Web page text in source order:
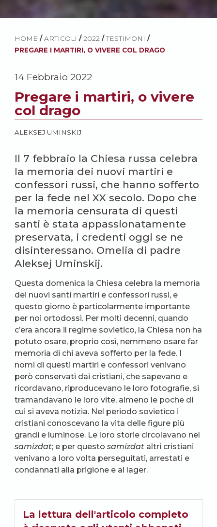
HOME / ARTICOLI / 2022 / TESTIMONI /
PREGARE I MARTIRI, O VIVERE COL DRAGO
14 Febbraio 2022
Pregare i martiri, o vivere
col drago
ALEKSEJ UMINSKIJ
Il 7 febbraio la Chiesa russa celebra
la memoria dei nuovi martiri e
confessori russi, che hanno sofferto
per la fede nel XX secolo. Dopo che
la memoria censurata di questi
santi è stata appassionatamente
preservata, i credenti oggi se ne
disinteressano. Omelia di padre
Aleksej Uminskij.
Questa domenica la Chiesa celebra la memoria
dei nuovi santi martiri e confessori russi, e
questo giorno è particolarmente importante
per noi ortodossi. Per molti decenni, quando
c’era ancora il regime sovietico, la Chiesa non ha
potuto osare, proprio così, nemmeno osare far
memoria di chi aveva sofferto per la fede. I
nomi di questi martiri e confessori venivano
però conservati dai cristiani, che sapevano e
ricordavano, riproducevano le loro fotografie, si
tramandavano le loro vite, almeno le poche di
cui si aveva notizia. Nel periodo sovietico i
cristiani conoscevano la vita delle figure più
grandi e luminose. Le loro storie circolavano nel
samizdat; e per questo samizdat altri cristiani
venivano a loro volta perseguitati, arrestati e
condannati alla prigione e al lager.
La lettura dell'articolo completo